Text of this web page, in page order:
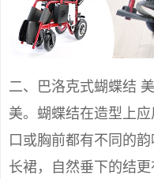
二、巴洛克式蝴蝶结
美。蝴蝶结在造型上
口或胸前都有不同的
长裙，自然垂下的结